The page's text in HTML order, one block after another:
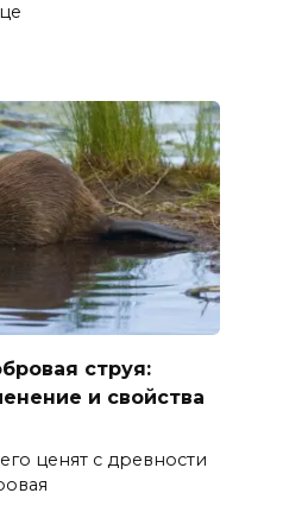
струя:
и свойства
ценят с древности